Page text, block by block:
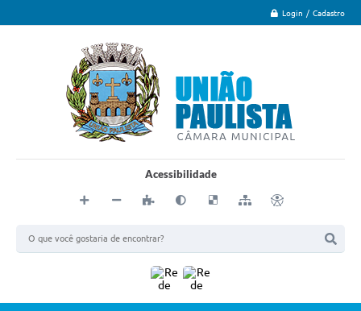
Login / Cadastro
Acessibilidade